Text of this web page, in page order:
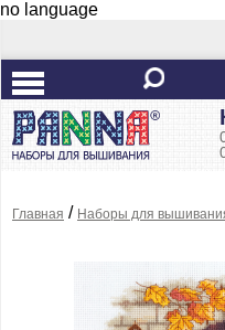
no language
Главная / Наборы для